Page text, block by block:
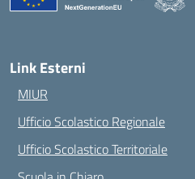
Link Esterni
MIUR
Ufficio Scolastico Regionale
Ufficio Scolastico Territoriale